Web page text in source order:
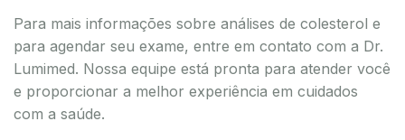
Para mais informações sobre análises de colesterol e
para agendar seu exame, entre em contato com a Dr.
Lumimed. Nossa equipe está pronta para atender você
e proporcionar a melhor experiência em cuidados
com a saúde.